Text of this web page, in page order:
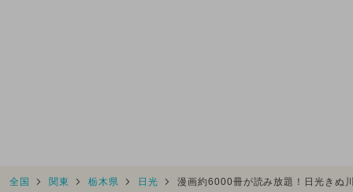
全国 関東 栃木県 日光 漫画約6000冊が読み放題！日光きぬ